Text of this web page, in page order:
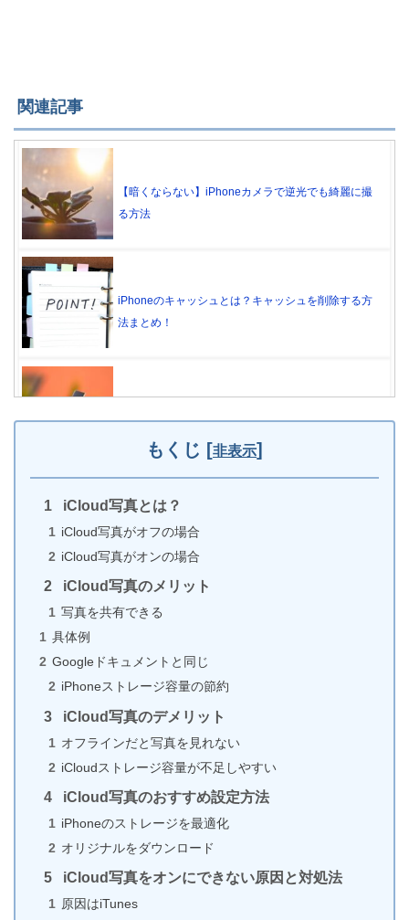
関連記事
【暗くならない】iPhoneカメラで逆光でも綺麗に撮
る方法
iPhoneのキャッシュとは？キャッシュを削除する方
法まとめ！
（iPhone版）
iPhoneのカレンダーで平日だけの予定を繰り返し設
定するには？
【無音で撮影】iPhoneカメラのシャッター音の消し
方3選
もくじ [非表示]
iCloud写真とは？
iCloud写真がオフの場合
iCloud写真がオンの場合
iCloud写真のメリット
写真を共有できる
具体例
Googleドキュメントと同じ
iPhoneストレージ容量の節約
iCloud写真のデメリット
オフラインだと写真を見れない
iCloudストレージ容量が不足しやすい
iCloud写真のおすすめ設定方法
iPhoneのストレージを最適化
オリジナルをダウンロード
iCloud写真をオンにできない原因と対処法
原因はiTunes